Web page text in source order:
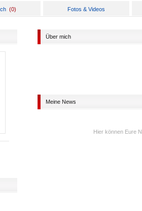
(0) Fotos & Videos
Über mich
Meine News
Hier können Eure